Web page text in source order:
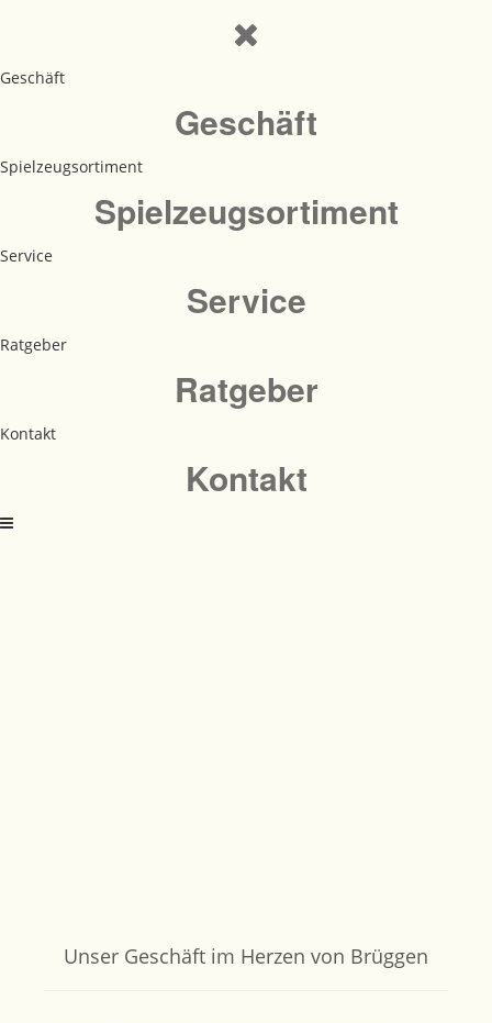
Geschäft
Geschäft
Spielzeugsortiment
Spielzeugsortiment
Service
Service
Ratgeber
Ratgeber
Kontakt
Kontakt
Unser Geschäft im Herzen von Brüggen